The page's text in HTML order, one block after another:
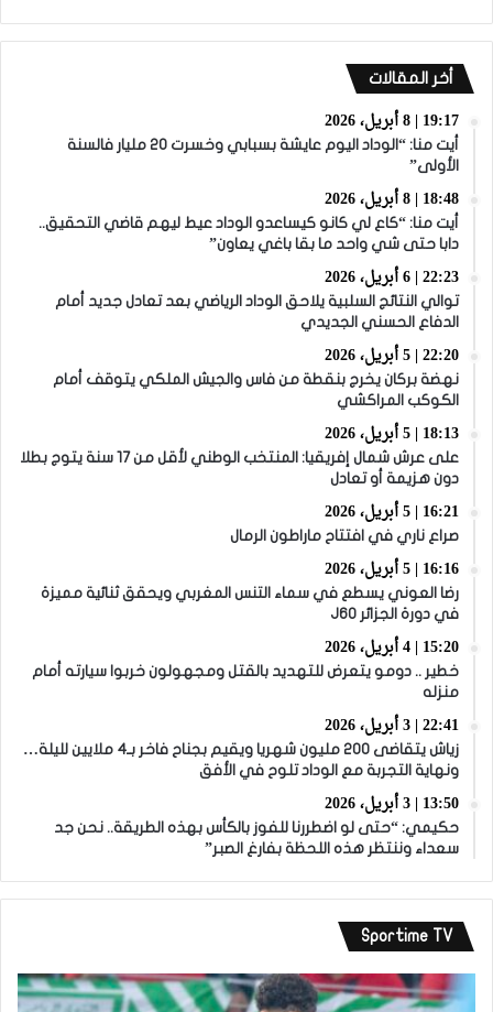
أخر المقالات
19:17 | 8 أبريل، 2026
أيت منا: “الوداد اليوم عايشة بسبابي وخسرت 20 مليار فالسنة
الأولى”
18:48 | 8 أبريل، 2026
أيت منا: “كاع لي كانو كيساعدو الوداد عيط ليهم قاضي التحقيق..
دابا حتى شي واحد ما بقا باغي يعاون”
22:23 | 6 أبريل، 2026
توالي النتائج السلبية يلاحق الوداد الرياضي بعد تعادل جديد أمام
الدفاع الحسني الجديدي
22:20 | 5 أبريل، 2026
نهضة بركان يخرج بنقطة من فاس والجيش الملكي يتوقف أمام
الكوكب المراكشي
18:13 | 5 أبريل، 2026
على عرش شمال إفريقيا: المنتخب الوطني لأقل من 17 سنة يتوج بطلا
دون هزيمة أو تعادل
16:21 | 5 أبريل، 2026
صراع ناري في افتتاح ماراطون الرمال
16:16 | 5 أبريل، 2026
رضا العوني يسطع في سماء التنس المغربي ويحقق ثنائية مميزة
في دورة الجزائر J60
15:20 | 4 أبريل، 2026
خطير .. دومو يتعرض للتهديد بالقتل ومجهولون خربوا سيارته أمام
منزله
22:41 | 3 أبريل، 2026
زياش يتقاضى 200 مليون شهريا ويقيم بجناح فاخر بـ4 ملايين لليلة…
ونهاية التجربة مع الوداد تلوح في الأفق
13:50 | 3 أبريل، 2026
حكيمي: “حتى لو اضطررنا للفوز بالكأس بهذه الطريقة.. نحن جد
سعداء وننتظر هذه اللحظة بفارغ الصبر”
Sportime TV